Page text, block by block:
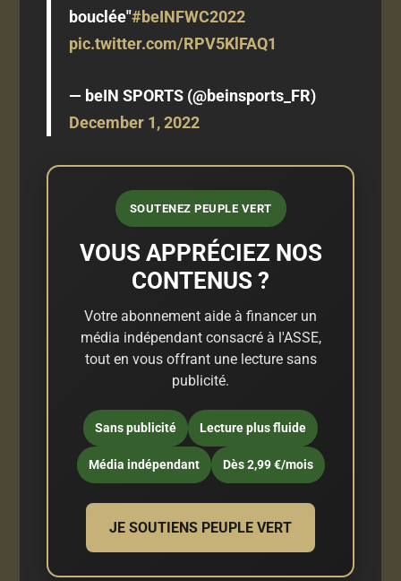
bouclée"#beINFWC2022
pic.twitter.com/RPV5KlFAQ1
— beIN SPORTS (@beinsports_FR)
December 1, 2022
SOUTENEZ PEUPLE VERT
VOUS APPRÉCIEZ NOS
CONTENUS ?
Votre abonnement aide à financer un
média indépendant consacré à l'ASSE,
tout en vous offrant une lecture sans
publicité.
Sans publicité Lecture plus fluide
Média indépendant Dès 2,99 €/mois
JE SOUTIENS PEUPLE VERT